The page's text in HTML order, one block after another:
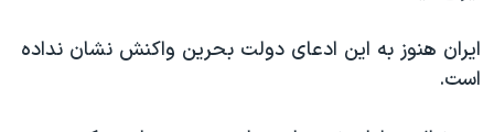
صفحه‌های ویژه
ایران هنوز به این ادعای دولت بحرین واکنش نشان نداده
است.